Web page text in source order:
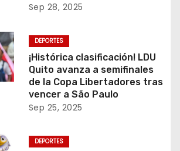
Sep 28, 2025
DEPORTES
¡Histórica clasificación! LDU
Quito avanza a semifinales
de la Copa Libertadores tras
vencer a São Paulo
Sep 25, 2025
DEPORTES